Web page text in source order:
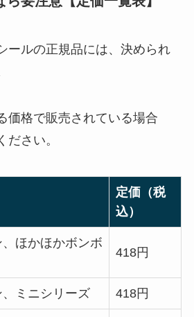
ールの正規品には、決められ
価格で販売されている場合
ださい。
定価（税
込）
ほかほかボンボ
418円
ミニシリーズ 418円